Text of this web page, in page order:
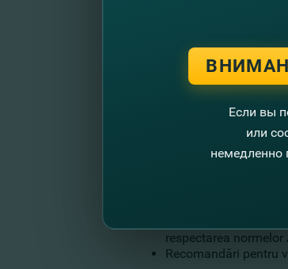
Cum au fost
Cum au fost făcute
Avocaţii şi Consultanţii
Rolul avocaţilor
Rolul unui auditor şi
Tehnologia şi raportările
Soluţii Anti-Money
Abordare unificată
Soluţii de informaţii
Care este
respectarea normelor
Recomandări pentru
Если вы
или
немедленно